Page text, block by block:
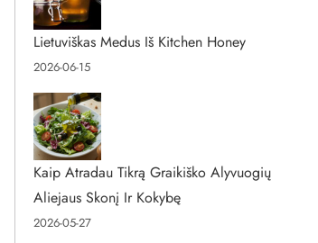
Lietuviškas Medus Iš Kitchen Honey
2026-06-15
Kaip Atradau Tikrą Graikiško Alyvuogių
Aliejaus Skonį Ir Kokybę
2026-05-27